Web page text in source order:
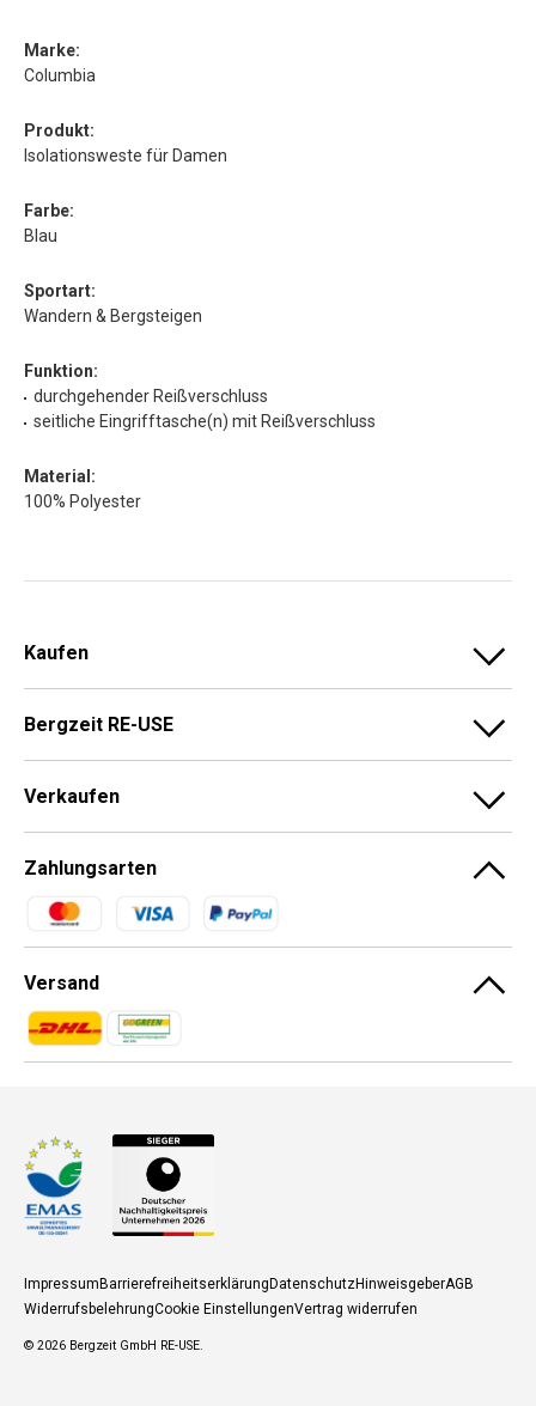
Marke:
Columbia
Produkt:
Isolationsweste für Damen
Farbe:
Blau
Sportart:
Wandern & Bergsteigen
Funktion:
durchgehender Reißverschluss
seitliche Eingrifftasche(n) mit Reißverschluss
Material:
100% Polyester
Kaufen
Bergzeit RE-USE
Verkaufen
Zahlungsarten
Zahlungsmethoden
Versand
Zahlungsmethoden
Zahlungsmethoden
ImpressumBarrierefreiheitserklärungDatenschutzHinweisgeberAGB
WiderrufsbelehrungCookie EinstellungenVertrag widerrufen
© 2026 Bergzeit GmbH RE-USE.